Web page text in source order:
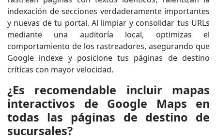
indexación de secciones verdaderamente importantes
y nuevas de tu portal. Al limpiar y consolidar tus URLs
mediante una auditoría local, optimizas el
comportamiento de los rastreadores, asegurando que
Google indexe y posicione tus páginas de destino
críticas con mayor velocidad.
¿Es recomendable incluir mapas
interactivos de Google Maps en
todas las páginas de destino de
sucursales?